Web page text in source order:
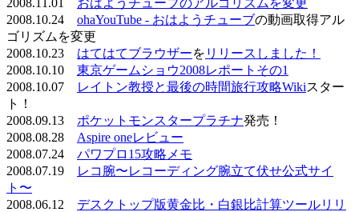
2008.10.24 ohaYouTube - おはようチューブの動画取得アル
ゴリズムを変更
2008.10.23 はてはてブラウザーを リリースしました！
2008.10.10 東京ゲームショウ2008レポートその1
2008.10.07
レイトン教授と最後の時間旅行攻略Wikiスター
ト！
2008.09.13 ポケットモンスタープラチナ発売！
2008.08.28 Aspire oneレビュー
2008.07.24 パワプロ15攻略メモ
2008.07.19
レコ腕〜レコーディング腕立て伏せ公式サイ
ト〜
2008.06.12 デスクトップ版黄金比・白銀比計算ツールリリ